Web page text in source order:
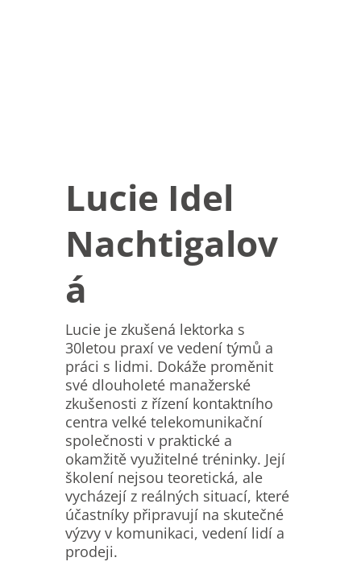
Lucie Idel
Nachtigalov
á
Lucie je zkušená lektorka s
30letou praxí ve vedení týmů a
práci s lidmi. Dokáže proměnit
své dlouholeté manažerské
zkušenosti z řízení kontaktního
centra velké telekomunikační
společnosti v praktické a
okamžitě využitelné tréninky. Její
školení nejsou teoretická, ale
vycházejí z reálných situací, které
účastníky připravují na skutečné
výzvy v komunikaci, vedení lidí a
prodeji.